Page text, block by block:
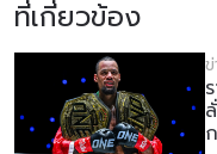
ที่เกี่ยวข้อง
คู่แข่ง
อีเวนต์
อีเมล
ชื่อ